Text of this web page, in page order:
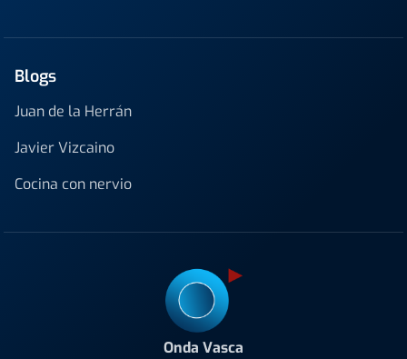
Blogs
Juan de la Herrán
Javier Vizcaino
Cocina con nervio
Onda Vasca